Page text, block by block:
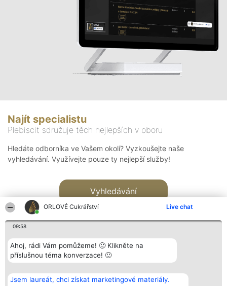
ORLOVÉ Cukrářství Live chat
09:58
Ahoj, rádi Vám pomůžeme! 🙂 Klikněte na
příslušnou téma konverzace! 🙂
Jsem laureát, chci získat marketingové materiály.
Najít specialistu
Plebiscit sdružuje těch nejlepších v oboru
Hledáte odborníka ve Vašem okolí? Vyzkoušejte naše
vyhledávání. Využívejte pouze ty nejlepší služby!
Vyhledávání
Bright Side Solutions sp. z o.
o. sp. k.
Vítězové
Seznam všech
Kontakt